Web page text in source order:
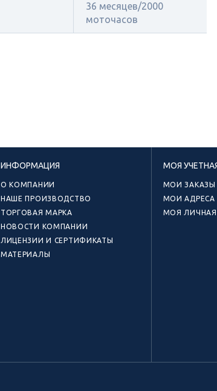
36 месяцев/2000
моточасов
ИНФОРМАЦИЯ
О КОМПАНИИ
НАШЕ ПРОИЗВОДСТВО
ТОРГОВАЯ МАРКА
НОВОСТИ КОМПАНИИ
ЛИЦЕНЗИИ И СЕРТИФИКАТЫ
МАТЕРИАЛЫ
МОЯ
МОИ ЗАКАЗЫ
МОИ АДРЕСА
МОЯ